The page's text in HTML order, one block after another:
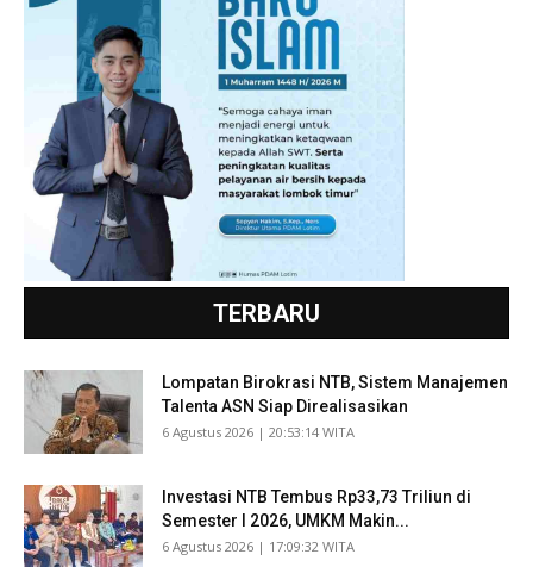
TERBARU
Lompatan Birokrasi NTB, Sistem Manajemen
Talenta ASN Siap Direalisasikan
​6 Agustus 2026 | 20:53:14 WITA
Investasi NTB Tembus Rp33,73 Triliun di
Semester I 2026, UMKM Makin...
​6 Agustus 2026 | 17:09:32 WITA